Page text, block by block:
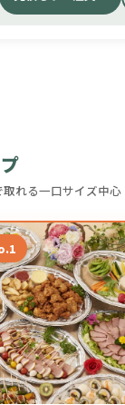
れる一口サイズ中心